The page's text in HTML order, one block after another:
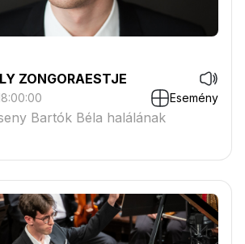
ZONGORAESTJE
Esemény
Bartók Béla halálának